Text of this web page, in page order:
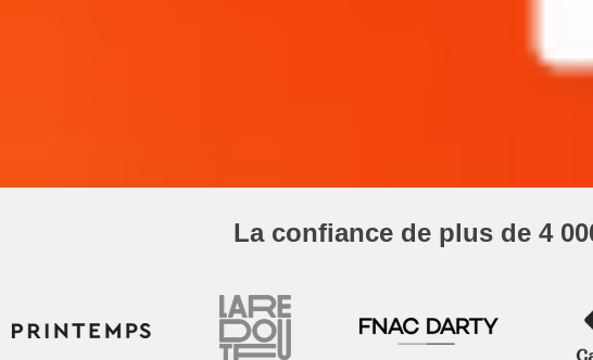
La confiance de plus de 4